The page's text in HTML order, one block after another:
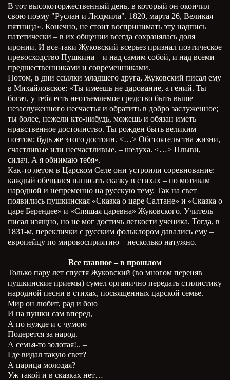
В тот высокоторжественный день, в который он окончил
свою поэму "Руслан и Людмила". 1820, марта 26, Великая
пятница». Конечно, не стоит воспринимать эту надпись
патетически – в их общении всегда сохранялась доля
иронии. И все-таки Жуковский всерьез признал поэтическое
превосходство Пушкина – и над самим собой, и над всеми
предшественниками и современниками.
Потом, в дни ссылки младшего друга, Жуковский писал ему
в Михайловское: «Ты имеешь не дарование, а гений. Ты
богач, у тебя есть неотъемлемое средство быть выше
незаслуженного несчастья и обратить в добро заслуженное;
ты более, нежели кто-нибудь, можешь и обязан иметь
нравственное достоинство. Ты рожден быть великим
поэтом; будь же этого достоин. <…> Обстоятельства жизни,
счастливые или несчастливые, – шелуха. <…> Плыви,
силач. А я обнимаю тебя».
Как-то летом в Царском Селе они устроили соревнование:
каждый обещался написать сказку в стихах – по мотивам
народной и непременно на русскую тему. Так на свет
появились пушкинская «Сказка о царе Салтане» и «Сказка о
царе Берендее» и «Спящая царевна» Жуковского. Учитель
писал изящно, но не мог достичь легкости ученика. Тогда, в
1831-м, переклички с русским фольклором давались ему –
европейцу по мировосприятию – несколько натужно.
Все главное – в прошлом
Только пару лет спустя Жуковский (во многом переняв
пушкинские приемы) сумел органично передать стилистику
народной песни в стихах, посвященных царской семье.
Мир он любит, рад и бою
И на пушки сам вперед,
А по нужде и с чумою
Подерется за народ.
А семья-то золотая!.. –
Где видал такую свет?
А царица молодая?
Уж такой и в сказках нет…